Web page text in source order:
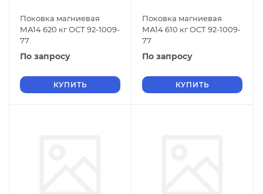
Поковка магниевая
МА14 620 кг ОСТ 92-1009-
77
По запросу
КУПИТЬ
Поковка магниевая
МА14 610 кг ОСТ 92-1009-
77
По запросу
КУПИТЬ